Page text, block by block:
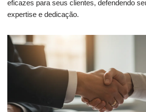
eficazes para seus clientes, defendendo
expertise e dedicação.